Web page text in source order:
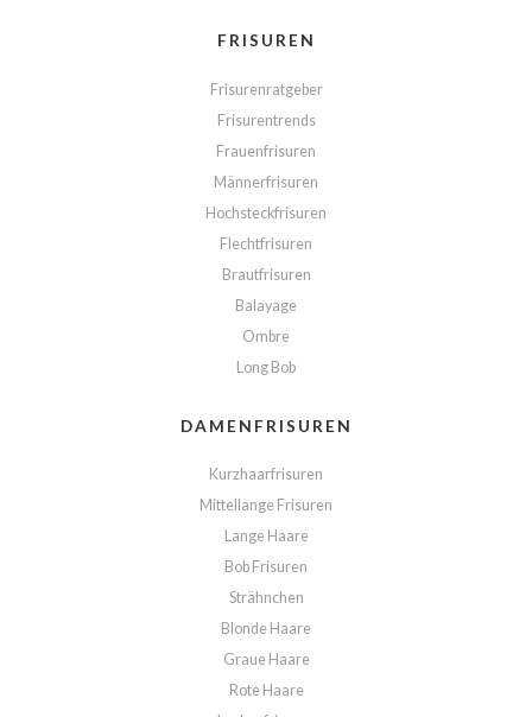
FRISUREN
Frisurenratgeber
Frisurentrends
Frauenfrisuren
Männerfrisuren
Hochsteckfrisuren
Flechtfrisuren
Brautfrisuren
Balayage
Ombre
Long Bob
DAMENFRISUREN
Kurzhaarfrisuren
Mittellange Frisuren
Lange Haare
Bob Frisuren
Strähnchen
Blonde Haare
Graue Haare
Rote Haare